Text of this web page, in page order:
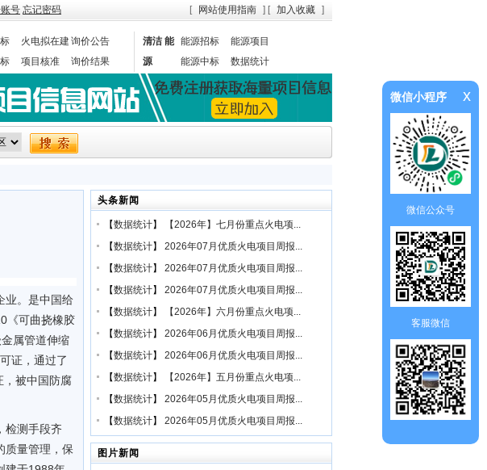
号 忘记密码 [ 网站使用指南 ] [ 加入收藏 ]
火电拟在建询价公告
项目核准
询价结果
清洁 能
源
能源招标
能源项目
能源中标
数据统计
业。是中国给
《可曲挠橡胶
属管道伸缩
证，通过了
，被中国防腐
测手段齐
质量管理，保
头条新闻
【数据统计】
【2026年】七月份重点火电项...
【数据统计】 2026年07月优质火电项目周报...
【数据统计】 2026年07月优质火电项目周报...
【数据统计】 2026年07月优质火电项目周报...
【数据统计】
【2026年】六月份重点火电项...
【数据统计】 2026年06月优质火电项目周报...
【数据统计】 2026年06月优质火电项目周报...
【数据统计】
【2026年】五月份重点火电项...
【数据统计】 2026年05月优质火电项目周报...
【数据统计】 2026年05月优质火电项目周报...
图片新闻
微信小程序 x
微信公众号
客服微信